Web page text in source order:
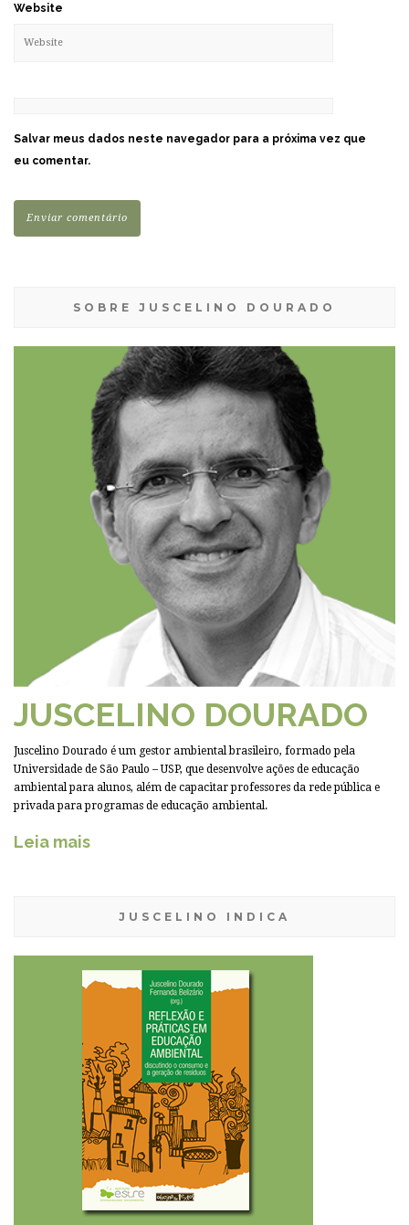
Website
Salvar meus dados neste navegador para a próxima vez que
eu comentar.
SOBRE JUSCELINO DOURADO
JUSCELINO DOURADO
Juscelino Dourado é um gestor ambiental brasileiro, formado pela
Universidade de São Paulo – USP, que desenvolve ações de educação
ambiental para alunos, além de capacitar professores da rede pública e
privada para programas de educação ambiental.
Leia mais
JUSCELINO INDICA